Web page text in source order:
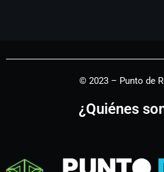
© 2023 – Punto de
¿Quiénes